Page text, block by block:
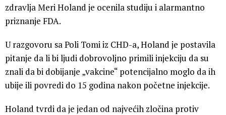
zdravlja Meri Holand je ocenila studiju i alarmantno
priznanje FDA.
U razgovoru sa Poli Tomi iz CHD-a, Holand je postavila
pitanje da li bi ljudi dobrovoljno primili injekciju da su
znali da bi dobijanje „vakcine“ potencijalno moglo da ih
ubije ili povredi do 15 godina nakon početne injekcije.
Holand tvrdi da je jedan od najvećih zločina protiv